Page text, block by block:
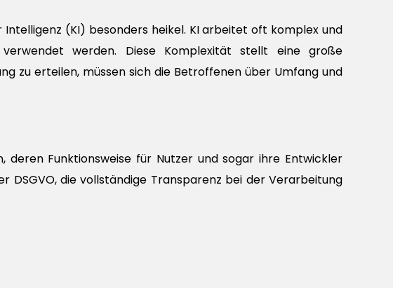
Intelligenz (KI) besonders heikel. KI arbeitet oft komplex und
werden. Diese Komplexität stellt eine große
zu erteilen, müssen sich die Betroffenen über Umfang und
deren Funktionsweise für Nutzer und sogar ihre Entwickler
die vollständige Transparenz bei der Verarbeitung